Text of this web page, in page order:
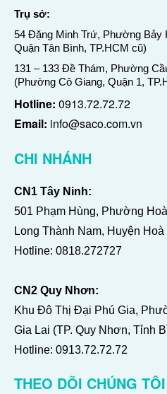
Trụ sở:
54 Đặng Minh Trứ, Phường Bảy
Quận Tân Bình, TP.HCM cũ)
131 – 133 Đề Thám, Phường
(Phường Cô Giang, Quận 1,
Hotline: 0913.72.72.72
Email: info@saco.com.vn
CHI NHÁNH
CN1 Tây Ninh:
501 Phạm Hùng, Phường
Long Thành Nam, Huyện
Hotline: 0818.272727
CN2 Quy Nhơn:
Khu Đô Thị Đại Phú Gia,
Gia Lai (TP. Quy Nhơn, Tỉnh
Hotline: 0913.72.72.72
THEO DÕI CHÚNG TÔI